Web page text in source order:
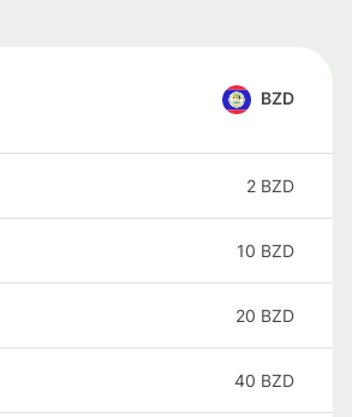
BZD
2 BZD
10 BZD
20 BZD
40 BZD